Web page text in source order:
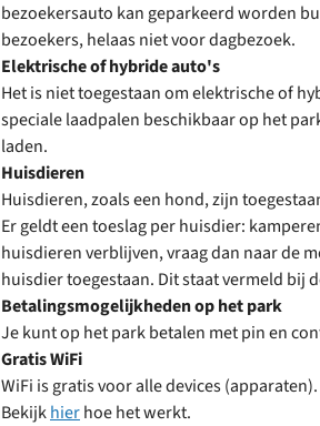
bezoekersauto kan geparkeerd worden
bezoekers, helaas niet voor dagbezoek.
Elektrische of hybride auto's
Het is niet toegestaan om elektrische of
speciale laadpalen beschikbaar op het
laden.
Huisdieren
Huisdieren, zoals een hond, zijn
Er geldt een toeslag per huisdier:
huisdieren verblijven, vraag dan naar de
huisdier toegestaan. Dit staat vermeld bij
Betalingsmogelijkheden op het park
Je kunt op het park betalen met pin en
Gratis WiFi
WiFi is gratis voor alle devices
Bekijkhierhoe het werkt.